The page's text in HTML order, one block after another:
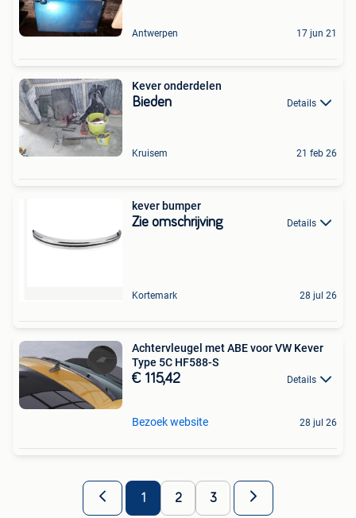
Antwerpen 17 jun 21
Kever onderdelen
Bieden Details
Kruisem 21 feb 26
kever bumper
Zie omschrijving Details
Kortemark 28 jul 26
Achtervleugel met ABE voor VW Kever
Type 5C HF588-S
€ 115,42 Details
Bezoek website 28 jul 26
1 2 3